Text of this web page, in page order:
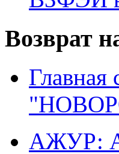
Возврат
Главная
АЖУР: